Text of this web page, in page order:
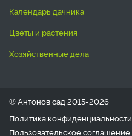
календарь дачника
цветы и растения
хозяйственные дела
® Антонов сад 2015-2026
Политика конфиденциальности
Пользовательское соглашение